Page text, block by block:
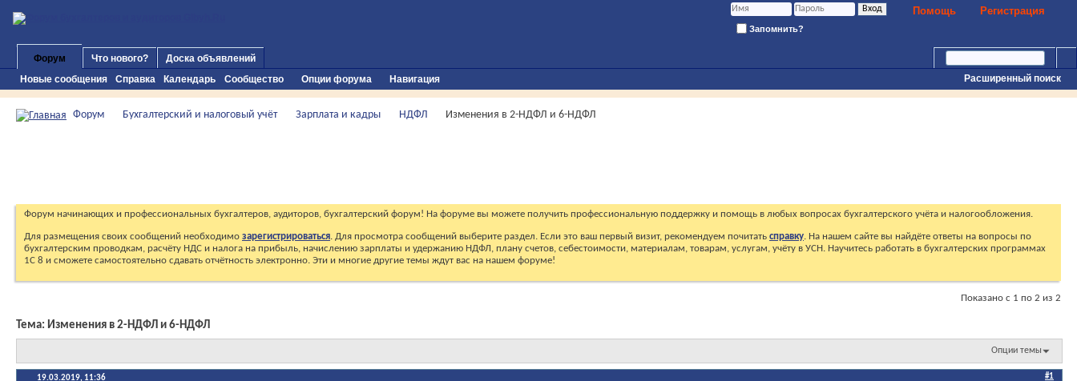
Регистрация
Помощь
Запомнить?
Форум
Новые сообщения
Справка Календарь Сообщество Опции форума Навигация
Что нового?
Доска объявлений
Расширенный поиск
Форум Бухгалтерский и налоговый учёт Зарплата и кадры НДФЛ Изменения в 2-НДФЛ и 6-НДФЛ
Форум начинающих и профессиональных бухгалтеров, аудиторов, бухгалтерский форум! На форуме вы можете получить профессиональную поддержку и помощь в любых вопросах бухгалтерского учёта и налогообложения.
Для размещения своих сообщений необходимо зарегистрироваться. Для просмотра сообщений выберите раздел. Если это ваш первый визит, рекомендуем почитать справку. На нашем сайте вы найдёте ответы на вопросы по
бухгалтерским проводкам, расчёту НДС и налога на прибыль, начислению зарплаты и удержанию НДФЛ, плану счетов, себестоимости, материалам, товарам, услугам, учёту в УСН. Научитесь работать в бухгалтерских программах
1С 8 и сможете самостоятельно сдавать отчётность электронно. Эти и многие другие темы ждут вас на нашем форуме!
Показано с 1 по 2 из 2
Тема: Изменения в 2-НДФЛ и 6-НДФЛ
Опции темы
19.03.2019, 11:36 #1